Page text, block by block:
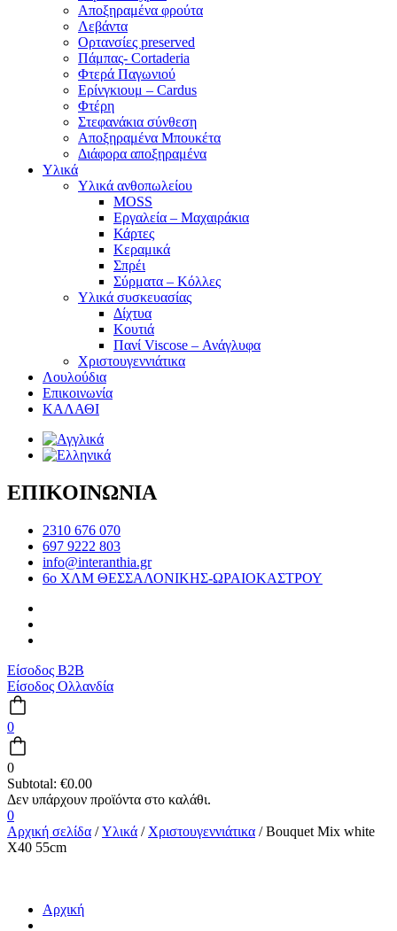
Αποξηραμένα φρούτα
Λεβάντα
Ορτανσίες preserved
Πάμπας- Cortaderia
Φτερά Παγωνιού
Ερίνγκιουμ – Cardus
Φτέρη
Στεφανάκια σύνθεση
Αποξηραμένα Μπουκέτα
Διάφορα αποξηραμένα
Υλικά
Υλικά ανθοπωλείου
MOSS
Εργαλεία – Μαχαιράκια
Κάρτες
Κεραμικά
Σπρέι
Σύρματα – Κόλλες
Υλικά συσκευασίας
Δίχτυα
Κουτιά
Πανί Viscose – Ανάγλυφα
Χριστουγεννιάτικα
Λουλούδια
Επικοινωνία
ΚΑΛΑΘΙ
ΕΠΙΚΟΙΝΩΝΙΑ
2310 676 070
697 9222 803
info@interanthia.gr
6ο ΧΛΜ ΘΕΣΣΑΛΟΝΙΚΗΣ-ΩΡΑΙΟΚΑΣΤΡΟΥ
Είσοδος B2B
Είσοδος Ολλανδία
0
0
Subtotal: €0.00
0
Αρχική σελίδα /Υλικά / Χριστουγεννιάτικα / Bouquet Mix white
X40 55cm
Αρχική